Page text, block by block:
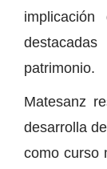
patrimonio.
Matesanz
desarrolla
como curso